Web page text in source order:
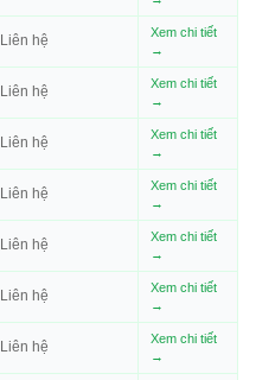
Liên hệ
Xem chi tiết
→
Liên hệ
Xem chi tiết
→
Liên hệ
Xem chi tiết
→
Liên hệ
Xem chi tiết
→
Liên hệ
Xem chi tiết
→
Liên hệ
Xem chi tiết
→
Liên hệ
Xem chi tiết
→